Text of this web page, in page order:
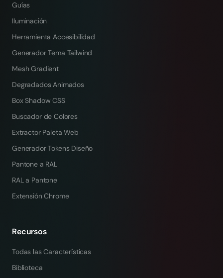
Guías
Iluminación
Herramienta Accesibilidad
Generador Tema Tailwind
Mesh Gradient
Degradados Animados
Box Shadow CSS
Buscador de Colores
Extractor Paleta Web
Generador Tokens Diseño
Pantone a RAL
RAL a Pantone
Extensión Chrome
Recursos
Todas las Características
Biblioteca